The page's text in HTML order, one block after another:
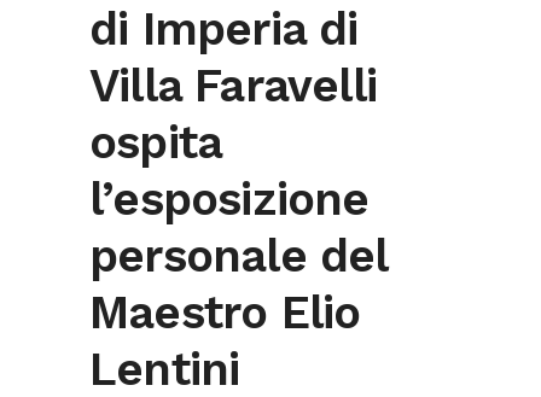
di Imperia di
Villa Faravelli
ospita
l’esposizione
personale del
Maestro Elio
Lentini